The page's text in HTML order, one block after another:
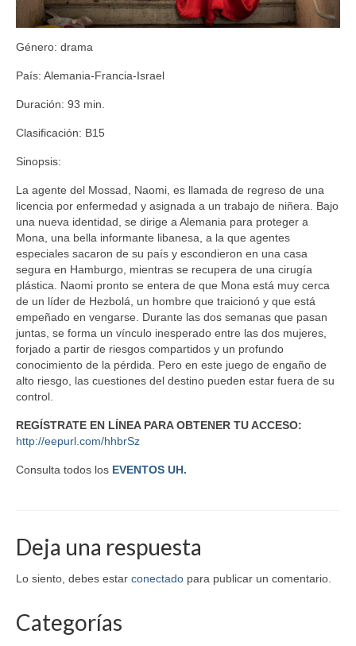
Género: drama
País: Alemania-Francia-Israel
Duración: 93 min.
Clasificación: B15
Sinopsis:
La agente del Mossad, Naomi, es llamada de regreso de una
licencia por enfermedad y asignada a un trabajo de niñera. Bajo
una nueva identidad, se dirige a Alemania para proteger a
Mona, una bella informante libanesa, a la que agentes
especiales sacaron de su país y escondieron en una casa
segura en Hamburgo, mientras se recupera de una cirugía
plástica. Naomi pronto se entera de que Mona está muy cerca
de un líder de Hezbolá, un hombre que traicionó y que está
empeñado en vengarse. Durante las dos semanas que pasan
juntas, se forma un vínculo inesperado entre las dos mujeres,
forjado a partir de riesgos compartidos y un profundo
conocimiento de la pérdida. Pero en este juego de engaño de
alto riesgo, las cuestiones del destino pueden estar fuera de su
control.
REGÍSTRATE EN LÍNEA PARA OBTENER TU ACCESO:
http://eepurl.com/hhbrSz
Consulta todos los EVENTOS UH.
Deja una respuesta
Lo siento, debes estar conectado para publicar un comentario.
Categorías